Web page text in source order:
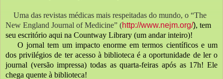
New England Journal of Medicine” (http://www.nejm.org/), tem
seu escritório aqui na Countway Library (um andar inteiro)!
O jornal tem um impacto enorme em termos científicos e um
dos privilégios de ter acesso à biblioteca é a oportunidade de ler o
journal (versão impressa) todas as quarta-feiras após as 17h! Ele
chega quente à biblioteca!